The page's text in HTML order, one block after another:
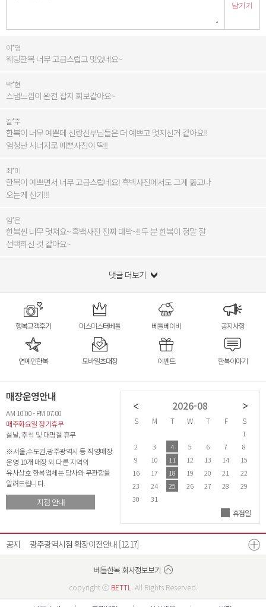
남기기
이*영
웨딩한복 너무 고급스럽고 멋있네요~
박*현
스냅느낌이 완전 잡지 화보같아요~
길*주
한복이 너무 예쁜데 신랑신부님들은 더 예쁘고 멋지신거 같아요!!
엄청난 시너지로 예쁜사진이 딱!!
최*미
한복이 예쁘면서 너무 고급스럽네요! 흑백사진에서도 그게 뚫고나
오는게 신기!!!
임*은
한복씬 너무 멋져요~ 흑백사진 진짜 대박~!! 두 분 한복이 정말 잘
선택하신 것 같아요~
댓글 더보기
행복고객후기 미스미스터베틀 베틀베이비 공지사항
연예인한복 모바일초대장 이벤트 한복이야기
매장운영안내
AM 10:00 - PM 07:00
매주화요일 정기휴무
설날, 추석 및 대명절 휴무
※서울,수도권,광주광역시 등 직영매장
운영 10개 매장 외 다른 지역의
유사상호 한복업체는 당사와 무관함을
알려드립니다.
지점 안내
2026-07
S M T W
1
7 8 9 10
12
13 14 15 16
19
20 21 22 23 24
26
27 28
2026-08
S M T W T F S
1
2
3 4 5 6 7
8
9
10 11 12 13 14
15
16
17 18 19 20 21
22
23
24 25 26 27 28
29
30
31
휴점일
공지
[07.21]
[06.22]
광주광역시점 확장이전안내 [12.17]
베스트리워드 선정자 발표[07.18]
베틀한복 매장운영시간 변경안내 [12.26]
베틀한복 회사정보보기
copyright ⓒ BETTL . All Rights Reserved.